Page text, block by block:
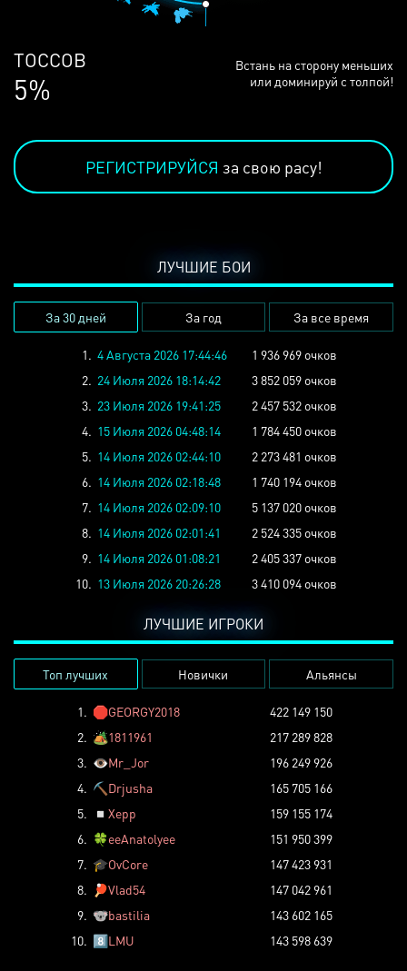
ЛЮДЕЙ
68%
Встань на сторону меньших
или доминируй с толпой!
РЕГИСТРИРУЙСЯ за свою расу!
ЛУЧШИЕ БОИ
За 30 дней За год За все время
1. 4 Августа 2026 17:44:46
1 936 969 очков
2. 24 Июля 2026 18:14:42
3 852 059 очков
3. 23 Июля 2026 19:41:25
2 457 532 очков
4. 15 Июля 2026 04:48:14
1 784 450 очков
5. 14 Июля 2026 02:44:10
2 273 481 очков
6. 14 Июля 2026 02:18:48
1 740 194 очков
7. 14 Июля 2026 02:09:10
5 137 020 очков
8. 14 Июля 2026 02:01:41
2 524 335 очков
9. 14 Июля 2026 01:08:21
2 405 337 очков
10. 13 Июля 2026 20:26:28 3 410 094 очков
ЛУЧШИЕ ИГРОКИ
Топ лучших Новички Альянсы
1. 🛑GEORGY2018
422 149 150
2. 🏕️1811961
217 289 828
3. 👁️Mr_Jor
196 249 926
4. ⛏️ Drjusha
165 705 166
5.
◽ Xepp
159 155 174
6. 🍀eeAnatolyee
151 950 399
7. 🎓OvCore
147 423 931
8.
🏓Vlad54
147 042 961
9. 🐨bastilia
143 602 165
10. 8️⃣LMU 143 598 639